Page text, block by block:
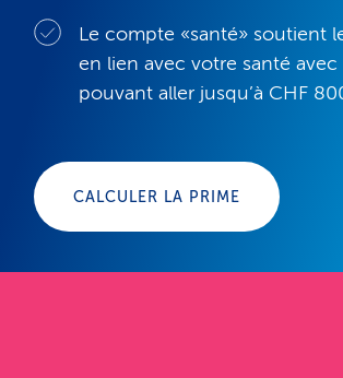
Le compte «santé» soutient
en lien avec votre santé
pouvant aller jusqu’à CHF
CALCULER LA PRIME